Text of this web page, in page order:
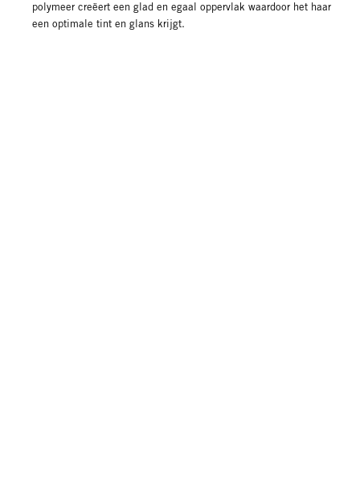
polymeer creëert een glad en egaal oppervlak waardoor het haar
een optimale tint en glans krijgt.